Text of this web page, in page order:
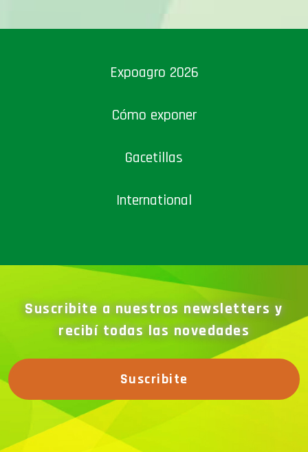
Expoagro 2026
Cómo exponer
Gacetillas
International
Suscribite a nuestros newsletters y
recibí todas las novedades
Suscribite